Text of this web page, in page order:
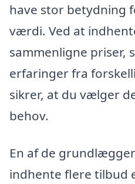
have stor betydning
værdi. Ved at
sammenligne priser,
erfaringer fra
sikrer, at du vælger
behov.
En af de
indhente flere tilbud